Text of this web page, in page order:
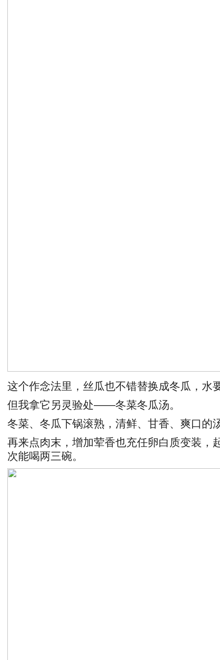
这个作念法里，丝瓜也不错替换成冬瓜，水
但我拿它另灵验处——冬菜冬瓜汤。
冬菜、冬瓜下锅滚熟，清鲜、甘香、爽口的
再来点肉末，增加荤香也充任卵白质变装，
次能喝两三碗。